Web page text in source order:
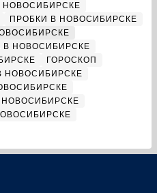
НОВОСИБИРСКЕ
ПРОБКИ В НОВОСИБИРСКЕ
В НОВОСИБИРСКЕ
ГОРОСКОП
НОВОСИБИРСКЕ